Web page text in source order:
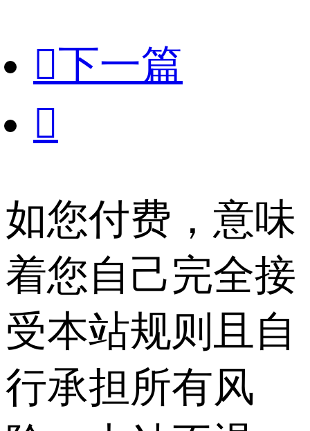
下一篇

如您付费，意味
着您自己完全接
受本站规则且自
行承担所有风